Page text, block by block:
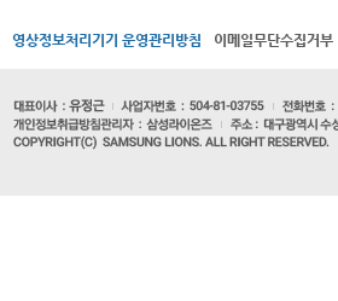
영상정보처리기기 운영관리방침 이메일무단수집거부